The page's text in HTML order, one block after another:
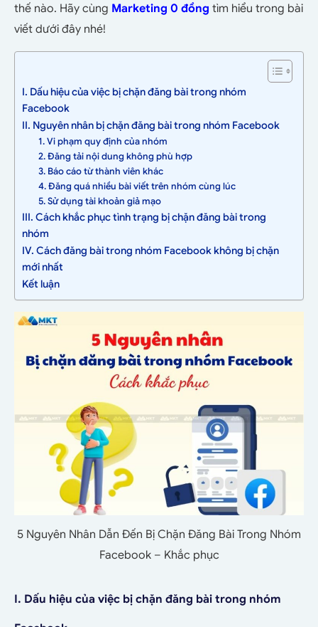
thế nào. Hãy cùng Marketing 0 đồng tìm hiểu trong bài
viết dưới đây nhé!
I. Dấu hiệu của việc bị chặn đăng bài trong nhóm
Facebook
II. Nguyên nhân bị chặn đăng bài trong nhóm Facebook
1. Vi phạm quy định của nhóm
2. Đăng tải nội dung không phù hợp
3. Báo cáo từ thành viên khác
4. Đăng quá nhiều bài viết trên nhóm cùng lúc
5. Sử dụng tài khoản giả mạo
III. Cách khắc phục tình trạng bị chặn đăng bài trong
nhóm
IV. Cách đăng bài trong nhóm Facebook không bị chặn
mới nhất
Kết luận
5 Nguyên Nhân Dẫn Đến Bị Chặn Đăng Bài Trong Nhóm
Facebook – Khắc phục
I. Dấu hiệu của việc bị chặn đăng bài trong nhóm